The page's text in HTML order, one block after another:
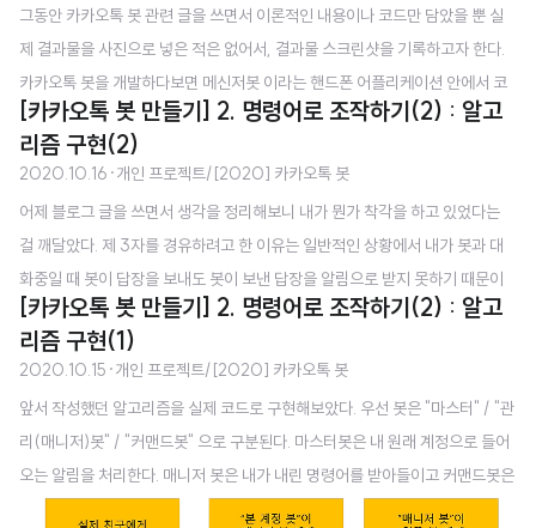
그동안 카카오톡 봇 관련 글을 쓰면서 이론적인 내용이나 코드만 담았을 뿐 실
제 결과물을 사진으로 넣은 적은 없어서, 결과물 스크린샷을 기록하고자 한다.
카카오톡 봇을 개발하다보면 메신저봇 이라는 핸드폰 어플리케이션 안에서 코
딩을 하고 디버깅을 해야하는데, 폰코딩이라는 것이 생각보다 쉽지가 않았다.
그래서 핸드폰 화면을 컴퓨터에 띄워두고 컴퓨터로 코딩하는 것을 떠올렸다. 삼
성의 경우 samsung flow 라는 앱이 그 기능을 지원해주었다. 근데 이 앱은 정
말 말 그대로 핸드폰 화면을 컴퓨터에 그대로 출력해주는 앱이라 모바일에서 화
면 사이즈때문에 한번에 볼 수 있는 정보량이 제한된다는 단점이 그대로였다.
그리고나서 알게된 Dex는 정말 최고였다. 역시 삼성.. 핸드폰 환경을 컴퓨터에
맞게 옮겨서 실행시켜주..
[카카오톡 봇 만들기] 2. 명령어로 조작하기(2) : 알고
리즘 구현(2)
2020.10.16 ·개인 프로젝트/[2020] 카카오톡 봇
어제 블로그 글을 쓰면서 생각을 정리해보니 내가 뭔가 착각을 하고 있었다는
걸 깨달았다. 제 3자를 경유하려고 한 이유는 일반적인 상황에서 내가 봇과 대
화중일 때 봇이 답장을 보내도 봇이 보낸 답장을 알림으로 받지 못하기 때문이
다. 봇이 보낸 답장을 알림으로 받지 못하면 스크립트에서 해당 내용을 처리하
는 코드가 실행이 안된다. 그런데 듀얼메신저를 사용하면 이야기가 달라진다.
듀얼메신저를 사용하면 내 핸드폰에 카톡이 2개가 깔려있는 셈이된다. 따라서
내가 원래 쓰던 카톡으로 봇과 대화를 하며 메세지를 보내면, 내가 보낸 메세지
에 대해 봇카카오톡에서 알림이 뜬다. 그리고 중요한 것은 메신저봇 어플이 봇
카카오톡에 대한 알림도 내 원래의 카카오톡 알림과 동일하게 받아들여 인식한
[카카오톡 봇 만들기] 2. 명령어로 조작하기(2) : 알고
리즘 구현(1)
2020.10.15 ·개인 프로젝트/[2020] 카카오톡 봇
앞서 작성했던 알고리즘을 실제 코드로 구현해보았다. 우선 봇은 "마스터" / "관
리(매니저)봇" / "커맨드봇" 으로 구분된다. 마스터봇은 내 원래 계정으로 들어
오는 알림을 처리한다. 매니저 봇은 내가 내린 명령어를 받아들이고 커맨드봇은
매니저 봇이 받은 명령을 전달받아 나한테 전송하는 봇이다. 그럼 마스터봇이